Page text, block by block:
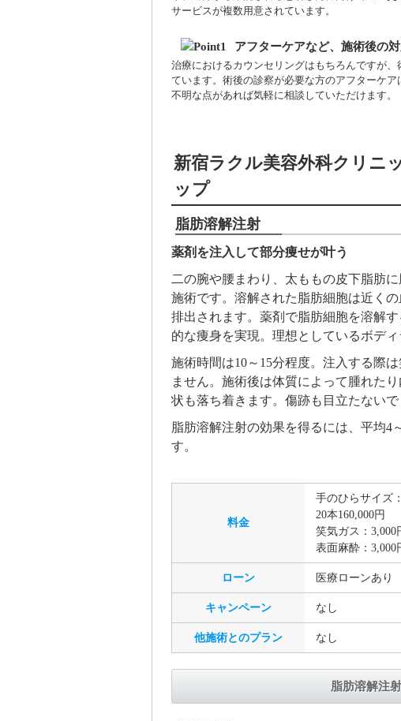
サービスが複数用意されています。
アフターケアなど、施術後の
治療におけるカウンセリングはもちろんですが
ています。術後の診察が必要な方のアフターケ
不明な点があれば気軽に相談していただけます。
新宿ラクル美容外科クリニ
ップ
脂肪溶解注射
薬剤を注入して部分痩せが叶う
二の腕や腰まわり、太ももの皮下脂肪
施術です。溶解された脂肪細胞は近く
排出されます。薬剤で脂肪細胞を溶解
的な痩身を実現。理想としているボディ
施術時間は10～15分程度。注入する際
ません。施術後は体質によって腫れた
状も落ち着きます。傷跡も目立たないで
脂肪溶解注射の効果を得るには、平均4
す。
料金
手のひらサイズ
20本160,000円
笑気ガス：3,000
表面麻酔：3,000
ローン 医療ローンあり
キャンペーン なし
他施術とのプラン なし
脂肪溶解注